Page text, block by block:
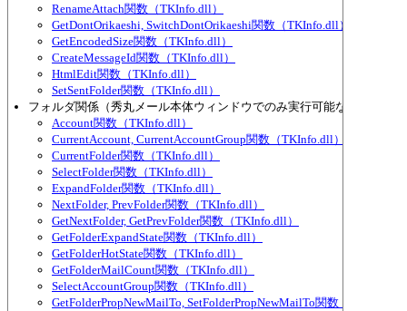
RenameAttach関数（TKInfo.dll）
GetDontOrikaeshi, SwitchDontOrikaeshi関数（TKInfo.dll）
GetEncodedSize関数（TKInfo.dll）
CreateMessageId関数（TKInfo.dll）
HtmlEdit関数（TKInfo.dll）
SetSentFolder関数（TKInfo.dll）
フォルダ関係（秀丸メール本体ウィンドウでのみ実行可能な物が多い）
Account関数（TKInfo.dll）
CurrentAccount, CurrentAccountGroup関数（TKInfo.dll）
CurrentFolder関数（TKInfo.dll）
SelectFolder関数（TKInfo.dll）
ExpandFolder関数（TKInfo.dll）
NextFolder, PrevFolder関数（TKInfo.dll）
GetNextFolder, GetPrevFolder関数（TKInfo.dll）
GetFolderExpandState関数（TKInfo.dll）
GetFolderHotState関数（TKInfo.dll）
GetFolderMailCount関数（TKInfo.dll）
SelectAccountGroup関数（TKInfo.dll）
GetFolderPropNewMailTo, SetFolderPropNewMailTo関数（TKInfo.dll